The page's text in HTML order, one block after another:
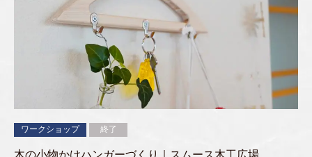
木の小物かけハンガーづくり｜スムース木工広場
ワークショップ 終了